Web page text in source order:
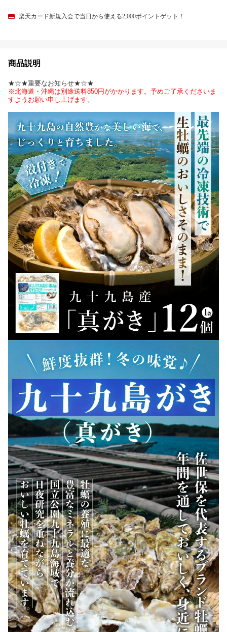
楽天カード新規入会で当日から使える2,000ポイントゲット！
商品説明
★☆★重要なお知らせ★☆★
※北海道・沖縄は別途送料850円がかかります。予めご了承くださいま
すようお願い申し上げます。